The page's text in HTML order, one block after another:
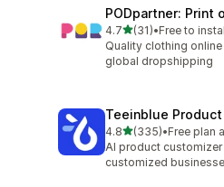
PODpartner: Print
4.75つ星中
(31)
合計レビュー数：31件
•Free to
Quality clothing
global dropshipping
Teeinblue
4.85つ星中
(335)
合計レビュー数：335件
•Free plan
AI product
customized